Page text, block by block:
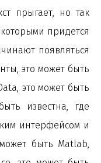
прыгает, но так
придется
появляться
это может быть
это может быть
известна, где
интерфейсом и
быть Matlab,